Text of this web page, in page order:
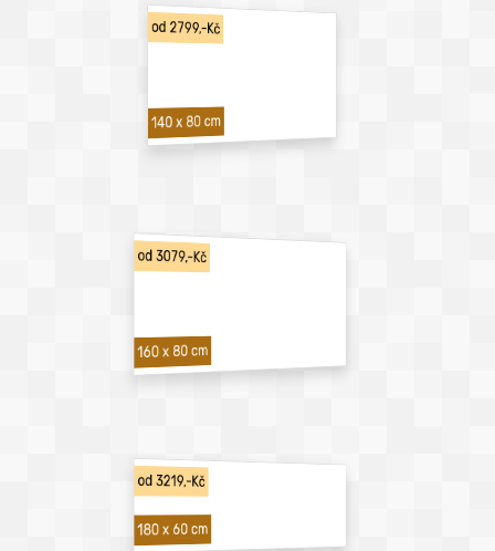
od 2799,-Kč
140 x 80 cm
od 3079,-Kč
160 x 80 cm
od 3219,-Kč
180 x 60 cm